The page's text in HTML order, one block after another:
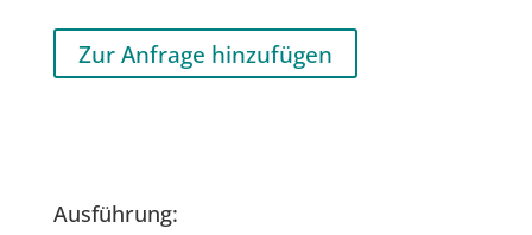
Zur Anfrage hinzufügen
Ausführung: